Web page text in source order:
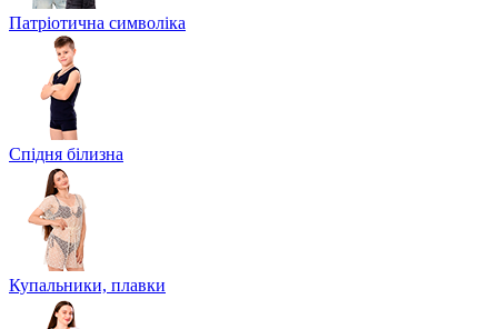
Патріотична символіка
Спідня білизна
Купальники, плавки